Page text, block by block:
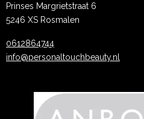
Prinses Margrietstraat 6
5246 XS Rosmalen
0612864744
info@personaltouchbeauty.nl